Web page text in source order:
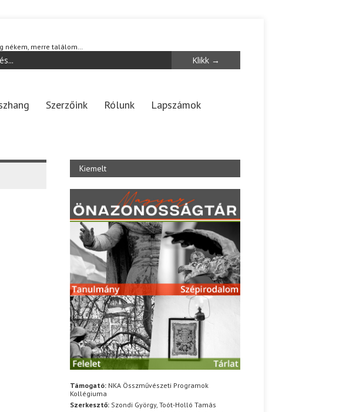
nékem, merre találom…
Szerzőink Rólunk
Lapszámok
Kiemelt
Támogató: NKA Összművészeti Programok
Kollégiuma
Szerkesztő: Szondi György, Toót-Holló Tamás